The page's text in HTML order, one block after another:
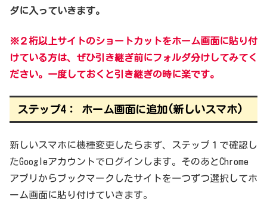
ダに入っていきます。
※２桁以上サイトのショートカットをホーム画面に貼り付
けている方は、ぜひ引き継ぎ前にフォルダ分けしてみてく
ださい。一度しておくと引き継ぎの時に楽です。
ステップ4： ホーム画面に追加(新しいスマホ)
新しいスマホに機種変更したらまず、ステップ１で確認し
たGoogleアカウントでログインします。そのあとChrome
アプリからブックマークしたサイトを一つずつ選択してホ
ーム画面に貼り付けていきます。